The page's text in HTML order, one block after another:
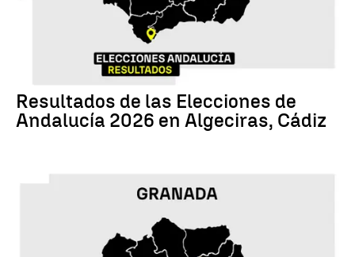
Resultados de las Elecciones de
Andalucía 2026 en Algeciras, Cádiz